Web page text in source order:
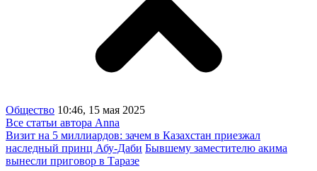
Общество 10:46, 15 мая 2025
Все статьи автора Anna
Визит на 5 миллиардов: зачем в Казахстан приезжал
наследный принц Абу-Даби Бывшему заместителю акима
вынесли приговор в Таразе